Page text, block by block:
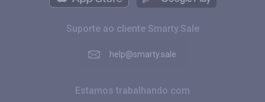
Suporte ao cliente Smarty.Sale
help@smarty.sale
Estamos trabalhando com